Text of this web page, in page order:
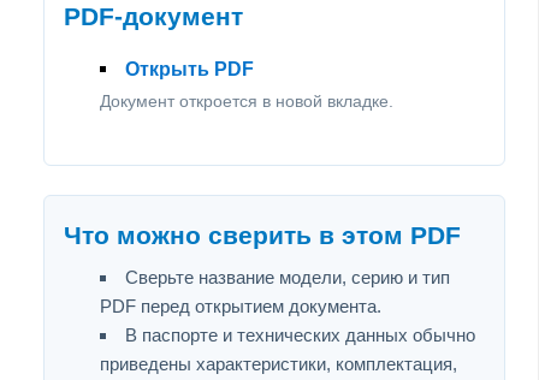
PDF-документ
Открыть PDF
Документ откроется в новой вкладке.
Что можно сверить в этом PDF
Сверьте название модели, серию и тип
PDF перед открытием документа.
В паспорте и технических данных обычно
приведены характеристики, комплектация,